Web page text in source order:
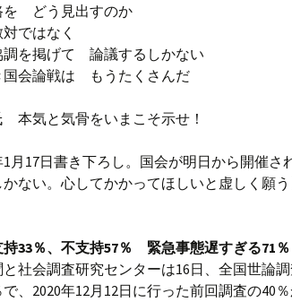
を どう見出すのか
対ではなく
調を掲げて 論議するしかない
国会論戦は もうたくさんだ
本気と気骨をいまこそ示せ！
1月17日書き下ろし。国会が明日から開催
ない。心してかかってほしいと虚しく願う
持33％、不支持57％ 緊急事態遅すぎる71
社会調査研究センターは16日、全国世論
、2020年12月12日に行った前回調査の40